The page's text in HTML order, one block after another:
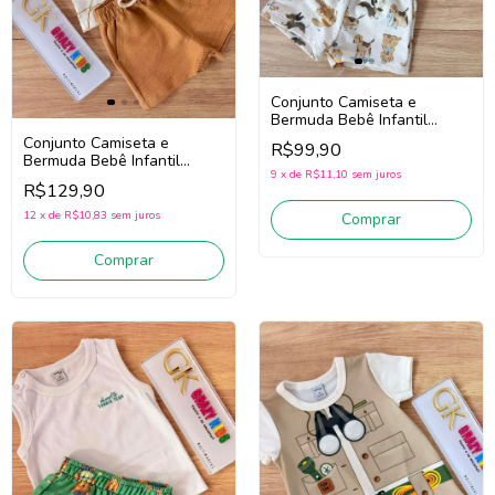
Conjunto Camiseta e
Bermuda Bebê Infantil
Menino Divertto 16398 (Off
White/Bege Escuro)
R$129,90
12 x de R$10,83 sem juros
Comprar
Conjunto Camiseta e
Bermuda Bebê Infantil
Menino Divertto 16402
(Marrom/Off White)
R$99,90
9 x de R$11,10 sem juros
Comprar